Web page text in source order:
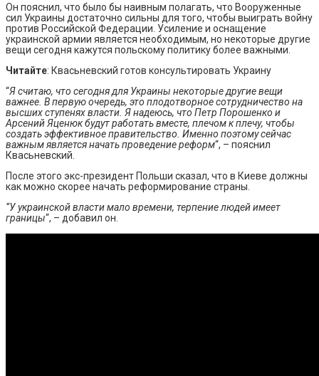
Он пояснил, что было бы наивным полагать, что Вооруженные
сил Украины достаточно сильны для того, чтобы выиграть войну
против Российской Федерации. Усиление и оснащение
украинской армии является необходимым, но некоторые другие
вещи сегодня кажутся польскому политику более важными.
Читайте: Квасьневский готов консультировать Украину
“Я считаю, что сегодня для Украины некоторые другие вещи
важнее. В первую очередь, это плодотворное сотрудничество на
высших ступенях власти. Я надеюсь, что Петр Порошенко и
Арсений Яценюк будут работать вместе, плечом к плечу, чтобы
создать эффективное правительство. Именно поэтому сейчас
важным является начать проведение реформ“, – пояснил
Квасьневский.
После этого экс-президент Польши сказал, что в Киеве должны
как можно скорее начать реформирование страны.
“У украинской власти мало времени, терпение людей имеет
границы“, – добавил он.